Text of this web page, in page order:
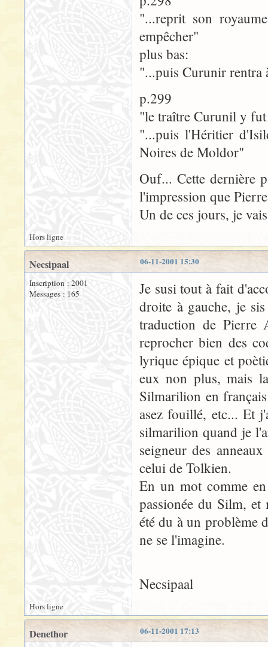
"...reprit son
empêcher"
plus bas:
"...puis Curunir rentra
p.299
"le traître Curunil y
"...puis l'Héritier
Noires de Moldor"
Ouf... Cette dernière
l'impression que
Un de ces jours, je
Hors ligne
06-11-2001 15:30
Necsipaal
Inscription : 2001
Messages : 165
Je susi tout à fait
droite à gauche, je
traduction de Pierre
reprocher bien des
lyrique épique et
eux non plus, mais
Silmarilion en
asez fouillé, etc... Et
silmarilion quand je
seigneur des
celui de Tolkien.
En un mot comme
passionée du Silm,
été du à un problème
ne se l'imagine.
Necsipaal
Hors ligne
06-11-2001 17:13
Denethor